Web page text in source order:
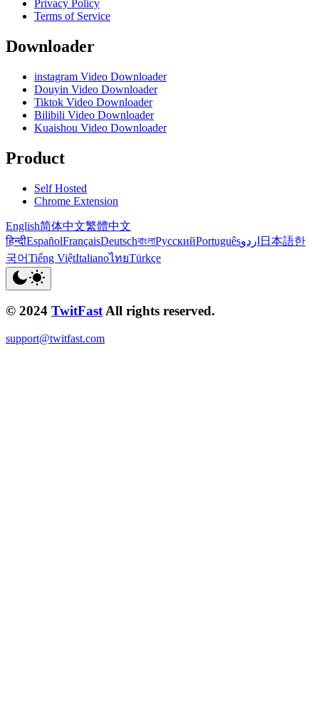
Privacy Policy
Terms of Service
Downloader
instagram Video Downloader
Douyin Video Downloader
Tiktok Video Downloader
Bilibili Video Downloader
Kuaishou Video Downloader
Product
Self Hosted
Chrome Extension
English简体中文繁體中文
हिन्दीEspañolFrançaisDeutschবাংলাРусскийPortuguêsاردو 日本語한
국어Tiếng ViệtItalianoไทยTürkçe
© 2024 TwitFastAll rights reserved.
support@twitfast.com